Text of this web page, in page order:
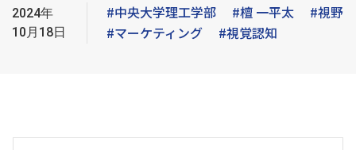
2024年
10月18日
#中央大学理工学部 #檀 一平太
#視野
#マーケティング
#視覚認知